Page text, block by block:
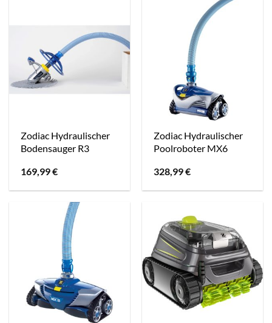
Zodiac Hydraulischer
Bodensauger R3
169,99€
Zodiac Hydraulischer
Poolroboter MX6
328,99€